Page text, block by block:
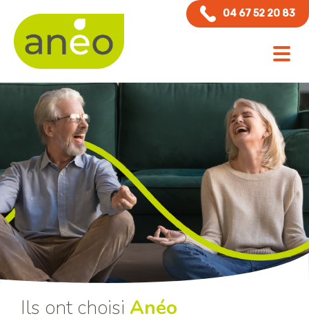
04 67 52 20 83
Ils ont choisi Anéo